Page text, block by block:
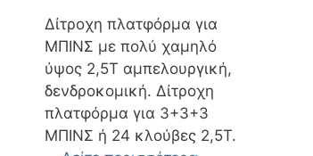
Δίτροχη πλατφόρμα για
ΜΠΙΝΣ με πολύ χαμηλό
ύψος 2,5Τ αμπελουργική,
δενδροκομική. Δίτροχη
πλατφόρμα για 3+3+3
ΜΠΙΝΣ ή 24 κλούβες 2,5Τ.